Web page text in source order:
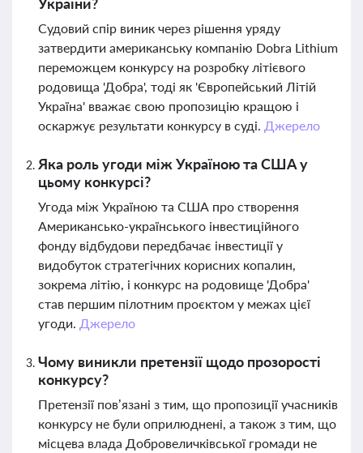
Судовий спір виник через рішення уряду
затвердити американську компанію Dobra Lithium
переможцем конкурсу на розробку літієвого
родовища 'Добра', тоді як 'Європейський Літій
Україна' вважає свою пропозицію кращою і
оскаржує результати конкурсу в суді. Джерело
Яка роль угоди між Україною та США у
цьому конкурсі?
Угода між Україною та США про створення
Американсько-українського інвестиційного
фонду відбудови передбачає інвестиції у
видобуток стратегічних корисних копалин,
зокрема літію, і конкурс на родовище 'Добра'
став першим пілотним проєктом у межах цієї
угоди. Джерело
Чому виникли претензії щодо прозорості
конкурсу?
Претензії пов’язані з тим, що пропозиції учасників
конкурсу не були оприлюднені, а також з тим, що
місцева влада Добровеличківської громади не